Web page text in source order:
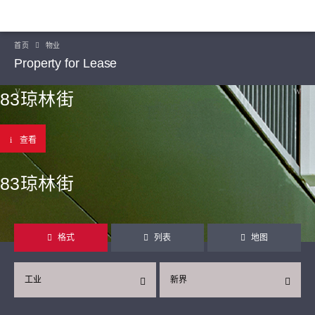
首页 物业
Property for Lease
83琼林街
查看
83琼林街
格式 列表 地图
新界
工业